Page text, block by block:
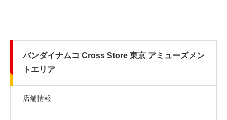
バンダイナムコ Cross Store 東京 アミューズメン
トエリア
店舗情報